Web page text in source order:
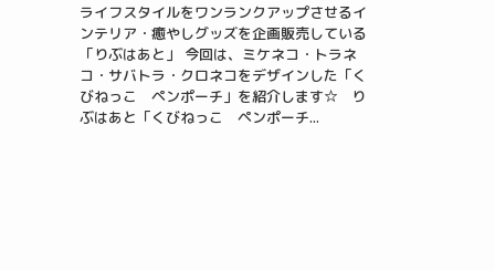
ライフスタイルをワンランクアップさせるイ
ンテリア・癒やしグッズを企画販売している
「りぶはあと」 今回は、ミケネコ・トラネ
コ・サバトラ・クロネコをデザインした「く
びねっこ ペンポーチ」を紹介します☆ り
ぶはあと「くびねっこ ペンポーチ...